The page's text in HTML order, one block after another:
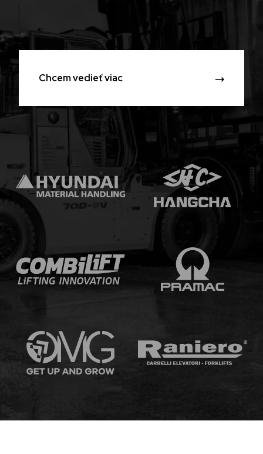
Chcem vedieť viac